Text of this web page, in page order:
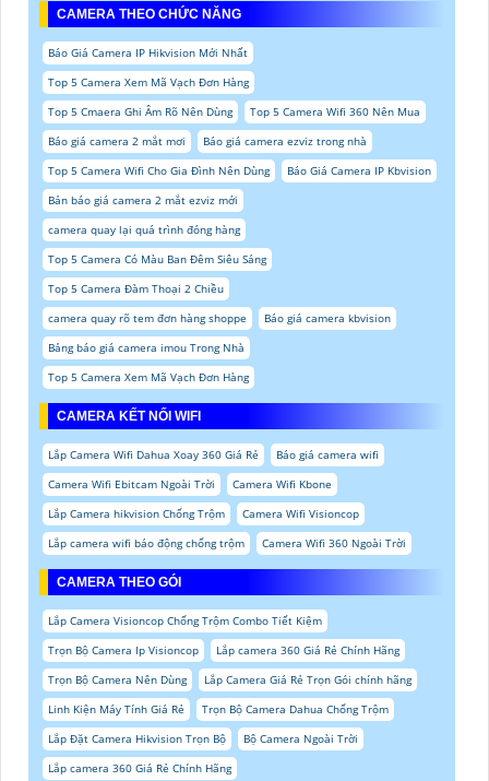
CAMERA THEO CHỨC NĂNG
Báo Giá Camera IP Hikvision Mới Nhất
Top 5 Camera Xem Mã Vạch Đơn Hàng
Top 5 Cmaera Ghi Âm Rõ Nên Dùng
Top 5 Camera Wifi 360 Nên Mua
Báo giá camera 2 mắt mơi
Báo giá camera ezviz trong nhà
Top 5 Camera Wifi Cho Gia Đình Nên Dùng
Báo Giá Camera IP Kbvision
Bản báo giá camera 2 mắt ezviz mới
camera quay lại quá trình đóng hàng
Top 5 Camera Có Màu Ban Đêm Siêu Sáng
Top 5 Camera Đàm Thoại 2 Chiều
camera quay rõ tem đơn hàng shoppe
Báo giá camera kbvision
Bảng báo giá camera imou Trong Nhà
Top 5 Camera Xem Mã Vạch Đơn Hàng
CAMERA KẾT NỐI WIFI
Lắp Camera Wifi Dahua Xoay 360 Giá Rẻ
Báo giá camera wifi
Camera Wifi Ebitcam Ngoài Trời
Camera Wifi Kbone
Lắp Camera hikvision Chống Trộm
Camera Wifi Visioncop
Lắp camera wifi báo động chống trộm
Camera Wifi 360 Ngoài Trời
CAMERA THEO GÓI
Lắp Camera Visioncop Chống Trộm Combo Tiết Kiệm
Trọn Bộ Camera Ip Visioncop
Lắp camera 360 Giá Rẻ Chính Hãng
Trọn Bộ Camera Nên Dùng
Lắp Camera Giá Rẻ Trọn Gói chính hãng
Linh Kiện Máy Tính Giá Rẻ
Trọn Bộ Camera Dahua Chống Trộm
Lắp Đặt Camera Hikvision Trọn Bộ
Bộ Camera Ngoài Trời
Lắp camera 360 Giá Rẻ Chính Hãng